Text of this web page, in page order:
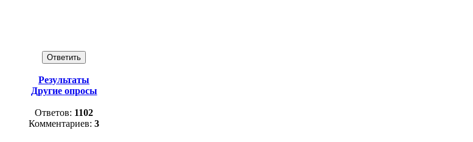
Результаты
Другие опросы
Ответов: 1102
Комментариев: 3